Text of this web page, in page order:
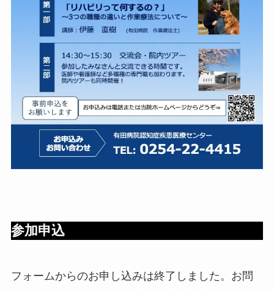
参加申込
フォームからのお申し込みは終了しました。お問